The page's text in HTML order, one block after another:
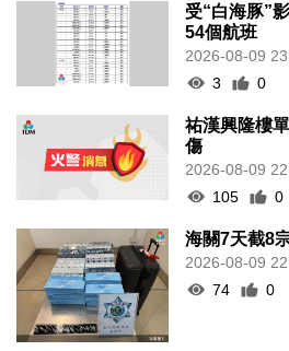
受“白海豚”
54個航班
2026-08-09
3
0
祐漢興隆樓
傷
2026-08-09
105
0
海關7天截8
2026-08-09
74
0